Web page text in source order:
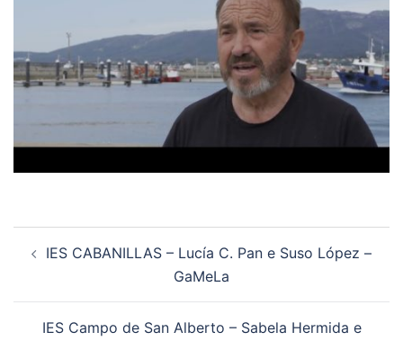
de IES CABANILLAS – Lucía C. Pan e Suso López –
GaMeLa
IES Campo de San Alberto – Sabela Hermida e